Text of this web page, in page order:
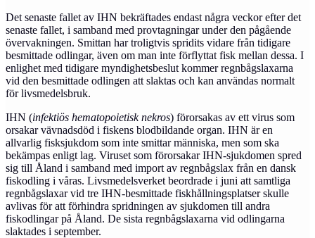
Det senaste fallet av IHN bekräftades endast några veckor efter det
senaste fallet, i samband med provtagningar under den pågående
övervakningen. Smittan har troligtvis spridits vidare från tidigare
besmittade odlingar, även om man inte förflyttat fisk mellan dessa. I
enlighet med tidigare myndighetsbeslut kommer regnbågslaxarna
vid den besmittade odlingen att slaktas och kan användas normalt
för livsmedelsbruk.
IHN (infektiös hematopoietisk nekros) förorsakas av ett virus som
orsakar vävnadsdöd i fiskens blodbildande organ. IHN är en
allvarlig fisksjukdom som inte smittar människa, men som ska
bekämpas enligt lag. Viruset som förorsakar IHN-sjukdomen spred
sig till Åland i samband med import av regnbågslax från en dansk
fiskodling i våras. Livsmedelsverket beordrade i juni att samtliga
regnbågslaxar vid tre IHN-besmittade fiskhållningsplatser skulle
avlivas för att förhindra spridningen av sjukdomen till andra
fiskodlingar på Åland. De sista regnbågslaxarna vid odlingarna
slaktades i september.